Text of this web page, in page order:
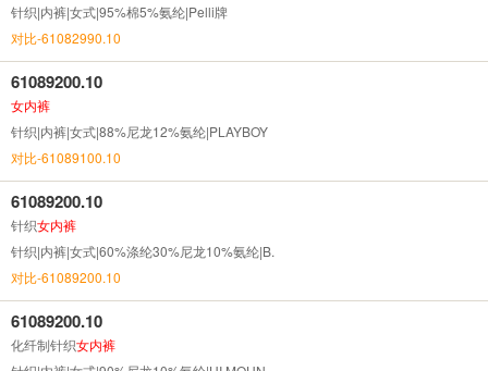
针织|内裤|女式|95%棉5%氨纶|Pelli牌
对比-61082990.10
61089200.10
女内裤
针织|内裤|女式|88%尼龙12%氨纶|PLAYBOY
对比-61089100.10
61089200.10
针织女内裤
针织|内裤|女式|60%涤纶30%尼龙10%氨纶|B.
对比-61089200.10
61089200.10
化纤制针织女内裤